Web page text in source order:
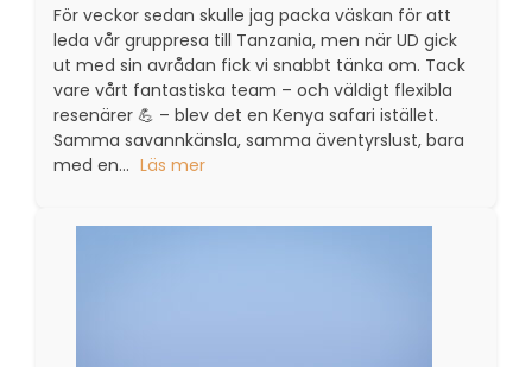
För veckor sedan skulle jag packa väskan för att
leda vår gruppresa till Tanzania, men när UD gick
ut med sin avrådan fick vi snabbt tänka om. Tack
vare vårt fantastiska team – och väldigt flexibla
resenärer 💪 – blev det en Kenya safari istället.
Samma savannkänsla, samma äventyrslust, bara
med en... Läs mer